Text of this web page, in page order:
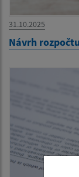
31.10.2025
Návrh